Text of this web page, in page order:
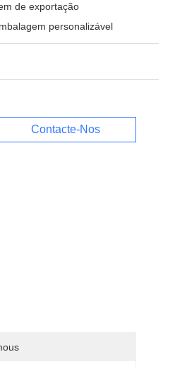
de exportação
personalizável
Contacte-Nos